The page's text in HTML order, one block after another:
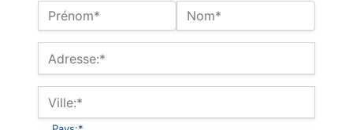
Nom:*
Prénom* Nom*
Adresse de facturation
Adresse:*
Ville:*